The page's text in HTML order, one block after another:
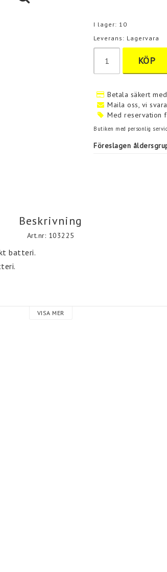
I lager: 10
Leverans: Lagervara
KÖP
Betala säkert
Maila oss, vi
Med reservation
Butiken med personlig
Föreslagen
Beskrivning
Art.nr: 103225
batteri.
VISA MER